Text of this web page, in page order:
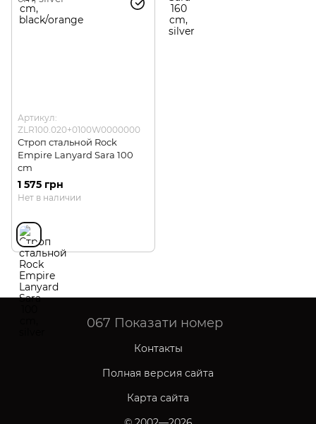
Артикул:
ZLR100.020+0100W0000000
Строп стальной Rock
Empire Lanyard Sara 100
cm
1 575 грн
Нет в наличии
067 Показати номер
Контакты
Полная версия сайта
Карта сайта